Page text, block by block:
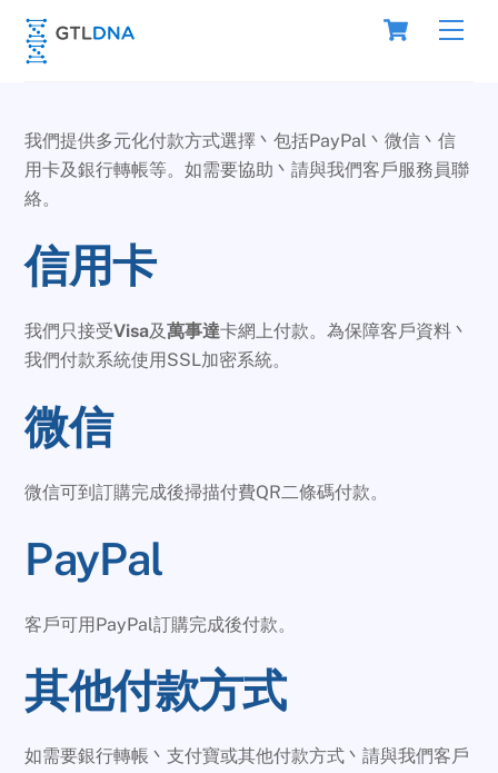
Skip
content
Cart
我們提供多元化付款方式選擇丶包括PayPal丶微信丶信
用卡及銀行轉帳等。如需要協助丶請與我們客戶服務員聯
絡。
信用卡
我們只接受Visa及萬事達卡網上付款。為保障客戶資料丶
我們付款系統使用SSL加密系統。
微信
微信可到訂購完成後掃描付費QR二條碼付款。
PayPal
客戶可用PayPal訂購完成後付款。
其他付款方式
如需要銀行轉帳丶支付寶或其他付款方式丶請與我們客戶